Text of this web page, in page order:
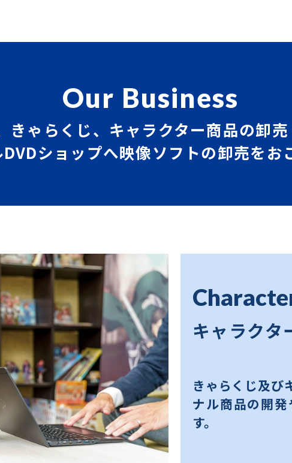
Our Business
きゃらくじ、キャラクター商品の卸売
ショップへ映像ソフトの卸売をお
キャラクタ
きゃらくじ及び
ナル商品の開
す。